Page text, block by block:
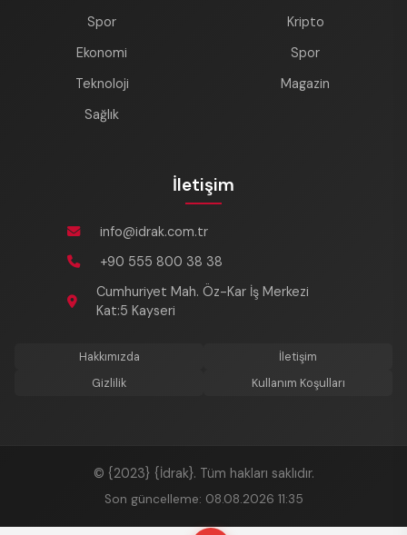
Spor
Ekonomi
Teknoloji
Sağlık
Kripto
Spor
Magazin
İletişim
info@idrak.com.tr
+90 555 800 38 38
Cumhuriyet Mah. Öz-Kar İş Merkezi
Kat:5 Kayseri
Hakkımızda
İletişim
Gizlilik
Kullanım Koşulları
© {2023} {İdrak}. Tüm hakları saklıdır.
Son güncelleme: 08.08.2026 11:35